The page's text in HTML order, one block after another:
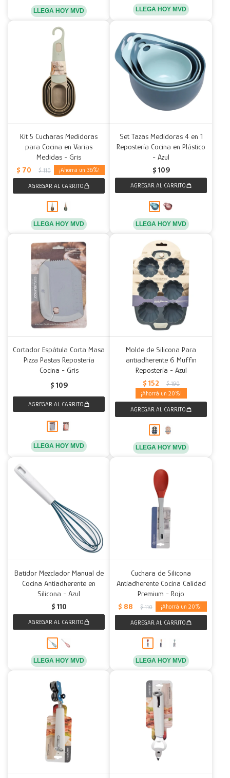
LLEGA HOY MVD LLEGA HOY MVD
Kit 5 Cucharas Medidoras
para Cocina en Varias
Medidas - Gris
$ 70 $ 110 36
LLEGA HOY MVD
Set Tazas Medidoras 4 en 1
Repostería Cocina en Plástico
- Azul
$ 109
LLEGA HOY MVD
Cortador Espátula Corta Masa
Pizza Pastas Repostería
Cocina - Gris
$ 109
LLEGA HOY MVD
Molde de Silicona Para
antiadherente 6 Muffin
Repostería - Azul
$ 152 $ 190
20
LLEGA HOY MVD
Batidor Mezclador Manual de
Cocina Antiadherente en
Silicona - Azul
$ 110
LLEGA HOY MVD
Cuchara de Silicona
Antiadherente Cocina Calidad
Premium - Rojo
$ 88 $ 110 20
LLEGA HOY MVD